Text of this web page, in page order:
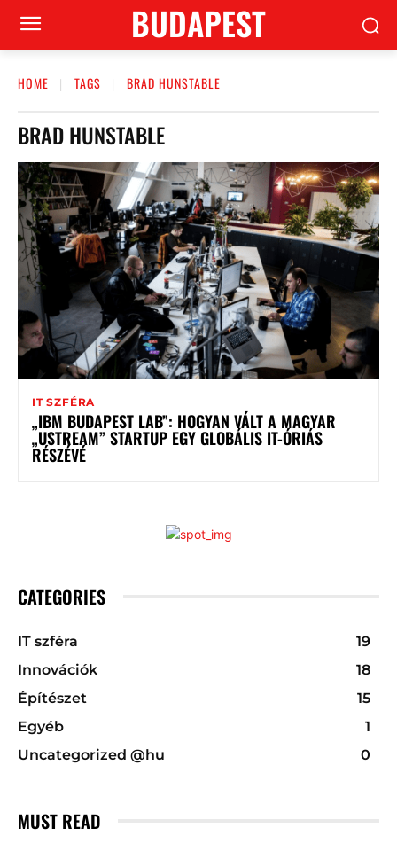
BUDAPEST
HOME TAGS BRAD HUNSTABLE
BRAD HUNSTABLE
IT SZFÉRA
„IBM BUDAPEST LAB”: HOGYAN VÁLT A MAGYAR
„USTREAM” STARTUP EGY GLOBÁLIS IT-ÓRIÁS
RÉSZÉVÉ
CATEGORIES
IT szféra
19
Innovációk
18
Építészet
15
Egyéb
1
Uncategorized @hu
0
MUST READ